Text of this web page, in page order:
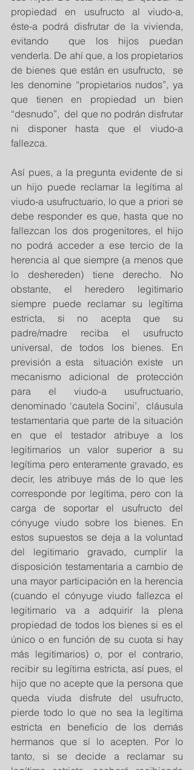
propiedad en usufructo al viudo-a,
éste-a podrá disfrutar de la vivienda,
evitando  que los hijos puedan
venderla. De ahí que, a los propietarios
de bienes que están en usufructo,  se
les denomine “propietarios nudos”, ya
que tienen en propiedad un bien
“desnudo”,  del que no podrán disfrutar
ni disponer hasta que el viudo-a
fallezca.
Así pues, a la pregunta evidente de si
un hijo puede reclamar la legítima al
viudo-a usufructuario, lo que a priori se
debe responder es que, hasta que no
fallezcan los dos progenitores, el hijo
no podrá acceder a ese tercio de la
herencia al que siempre (a menos que
lo deshereden) tiene derecho. No
obstante, el heredero legitimario
siempre puede reclamar su legítima
estricta, si no acepta que su
padre/madre reciba el usufructo
universal, de todos los bienes. En
previsión a esta  situación existe  un
mecanismo adicional de protección
para el viudo-a usufructuario,
denominado ‘cautela Socini’,  cláusula
testamentaria que parte de la situación
en que el testador atribuye a los
legitimarios un valor superior a su
legítima pero enteramente gravado, es
decir, les atribuye más de lo que les
corresponde por legítima, pero con la
carga de soportar el usufructo del
cónyuge viudo sobre los bienes. En
estos supuestos se deja a la voluntad
del legitimario gravado, cumplir la
disposición testamentaria a cambio de
una mayor participación en la herencia
(cuando el cónyuge viudo fallezca el
legitimario va a adquirir la plena
propiedad de todos los bienes si es el
único o en función de su cuota si hay
más legitimarios) o, por el contrario,
recibir su legítima estricta, así pues, el
hijo que no acepte que la persona que
queda viuda disfrute del usufructo,
pierde todo lo que no sea la legítima
estricta en beneficio de los demás
hermanos que sí lo acepten. Por lo
tanto, si se decide a reclamar su